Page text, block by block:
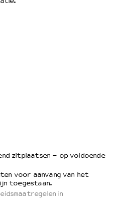
VNPF
zitplaatsen – op voldoende
voor aanvang van het
toegestaan.
in